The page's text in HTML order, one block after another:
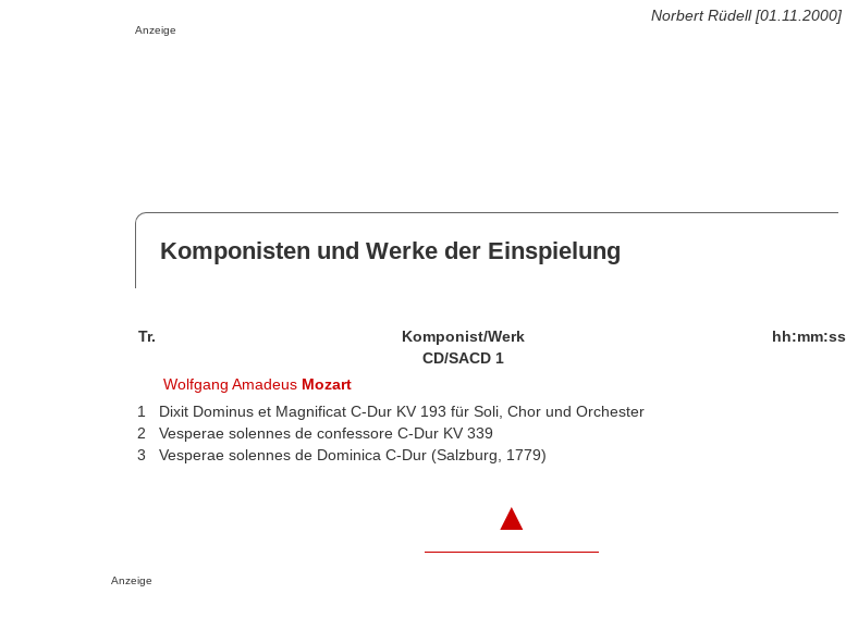
Norbert Rüdell [01.11.2000]
Anzeige
Komponisten und Werke der Einspielung
Tr. Komponist/Werk
hh:mm:ss
CD/SACD 1
Wolfgang Amadeus Mozart
1
Dixit Dominus et Magnificat C-Dur KV 193 für Soli, Chor und Orchester
2
Vesperae solennes de confessore C-Dur KV 339
3
Vesperae solennes de Dominica C-Dur (Salzburg, 1779)
▲
Anzeige